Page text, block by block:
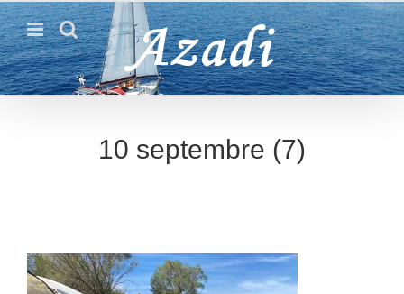
Passer
au
contenu
10 septembre (7)